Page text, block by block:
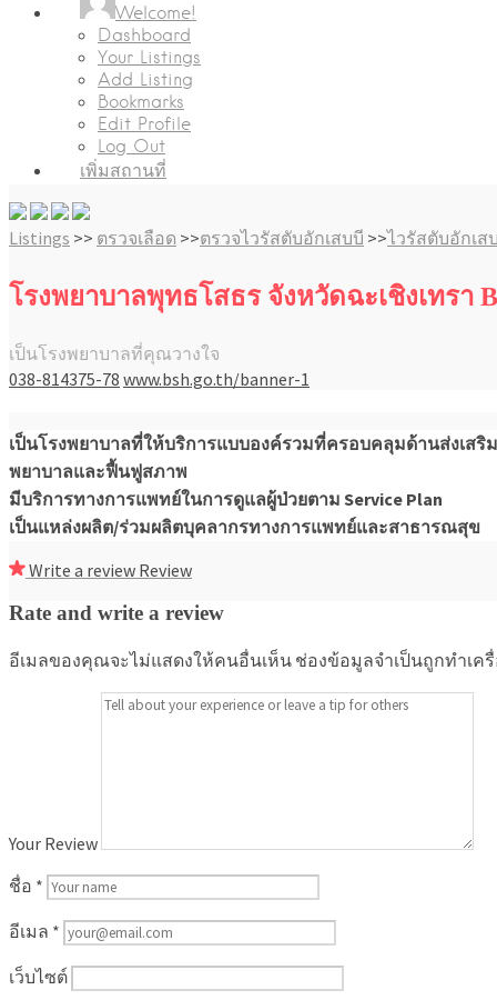
Welcome!
Dashboard
Your Listings
Add Listing
Bookmarks
Edit Profile
Log Out
เพิ่มสถานที่
Listings >> ตรวจเลือด >>ตรวจไวรัสตับอักเสบบี >>ไวรัสตับอักเส
โรงพยาบาลพุทธโสธร จังหวัดฉะเชิงเทรา
เป็นโรงพยาบาลที่คุณวางใจ
038-814375-78 www.bsh.go.th/banner-1
เป็นโรงพยาบาลที่ให้บริการแบบองค์รวมที่ครอบคลุมด้านส่งเส
พยาบาลและฟื้นฟูสภาพ
มีบริการทางการแพทย์ในการดูแลผู้ป่วยตาม Service Plan
เป็นแหล่งผลิต/ร่วมผลิตบุคลากรทางการแพทย์และสาธารณสุข
Write a review Review
Rate and write a review
อีเมลของคุณจะไม่แสดงให้คนอื่นเห็น ช่องข้อมูลจำเป็นถูกทำเค
Your Review
ชื่อ *
อีเมล *
เว็บไซต์